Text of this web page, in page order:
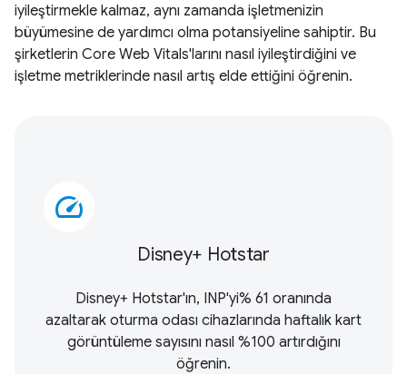
iyileştirmekle kalmaz, aynı zamanda işletmenizin
büyümesine de yardımcı olma potansiyeline sahiptir. Bu
şirketlerin Core Web Vitals'larını nasıl iyileştirdiğini ve
işletme metriklerinde nasıl artış elde ettiğini öğrenin.
speed
Disney+ Hotstar
Disney+ Hotstar'ın, INP'yi% 61 oranında
azaltarak oturma odası cihazlarında haftalık kart
görüntüleme sayısını nasıl %100 artırdığını
öğrenin.